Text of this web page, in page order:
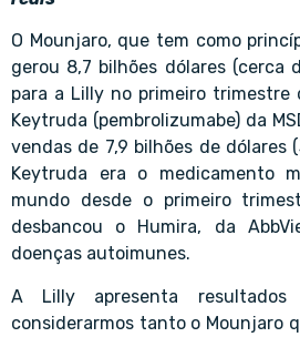
O Mounjaro, que tem como
gerou 8,7 bilhões dólares (cerca
para a Lilly no primeiro trimestre
Keytruda (pembrolizumabe) da
vendas de 7,9 bilhões de dólares
Keytruda era o medicamento
mundo desde o primeiro
desbancou o Humira, da
doenças autoimunes.
A Lilly apresenta resultados
considerarmos tanto o Mounjaro